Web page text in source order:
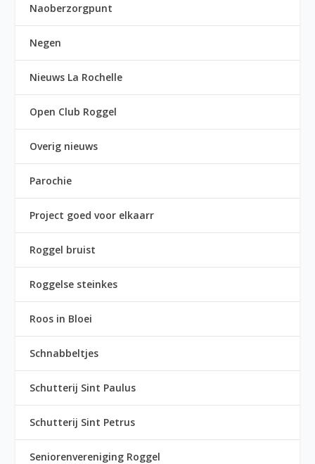
Naoberzorgpunt
Negen
Nieuws La Rochelle
Open Club Roggel
Overig nieuws
Parochie
Project goed voor elkaarr
Roggel bruist
Roggelse steinkes
Roos in Bloei
Schnabbeltjes
Schutterij Sint Paulus
Schutterij Sint Petrus
Seniorenvereniging Roggel